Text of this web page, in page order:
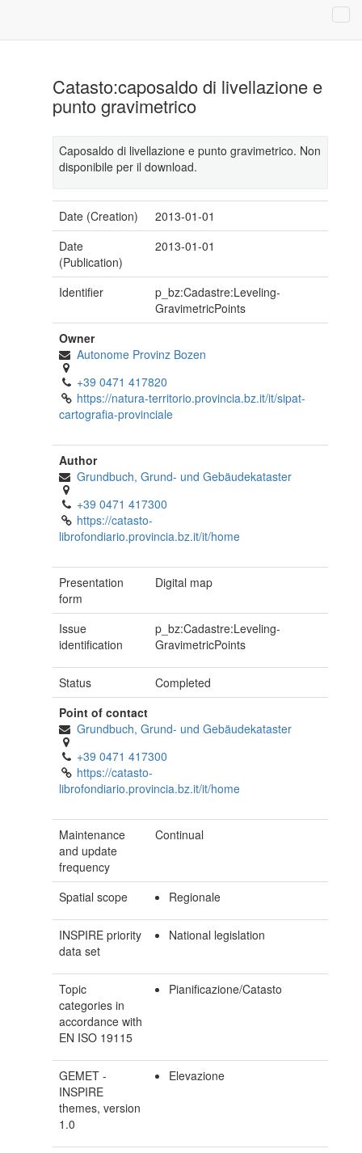
Catasto:caposaldo di livellazione e
punto gravimetrico
Caposaldo di livellazione e punto gravimetrico. Non
disponibile per il download.
Date (Creation)
2013-01-01
Date
(Publication)
2013-01-01
Identifier
p_bz:Cadastre:Leveling-
GravimetricPoints
Owner
Autonome Provinz Bozen
+39 0471 417820
https://natura-territorio.provincia.bz.it/it/sipat-
cartografia-provinciale
Author
Grundbuch, Grund- und Gebäudekataster
+39 0471 417300
https://catasto-
librofondiario.provincia.bz.it/it/home
Presentation
form
Digital map
Issue
identification
p_bz:Cadastre:Leveling-
GravimetricPoints
Status
Completed
Point of contact
Grundbuch, Grund- und Gebäudekataster
+39 0471 417300
https://catasto-
librofondiario.provincia.bz.it/it/home
Maintenance
and update
frequency
Continual
Spatial scope Regionale
INSPIRE priority
data set
National legislation
Topic
categories in
accordance with
EN ISO 19115
Pianificazione/Catasto
GEMET -
INSPIRE
themes, version
1.0
Elevazione